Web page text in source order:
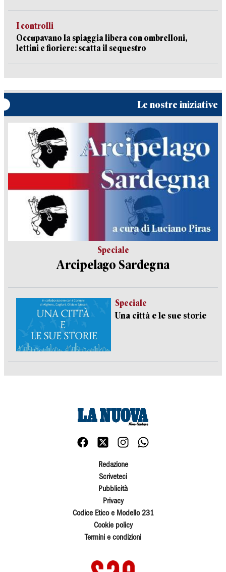
I controlli
Occupavano la spiaggia libera con ombrelloni,
lettini e fioriere: scatta il sequestro
Le nostre iniziative
Speciale
Arcipelago Sardegna
Speciale
Una città e le sue storie
Redazione
Scriveteci
Pubblicità
Privacy
Codice Etico e Modello 231
Cookie policy
Termini e condizioni